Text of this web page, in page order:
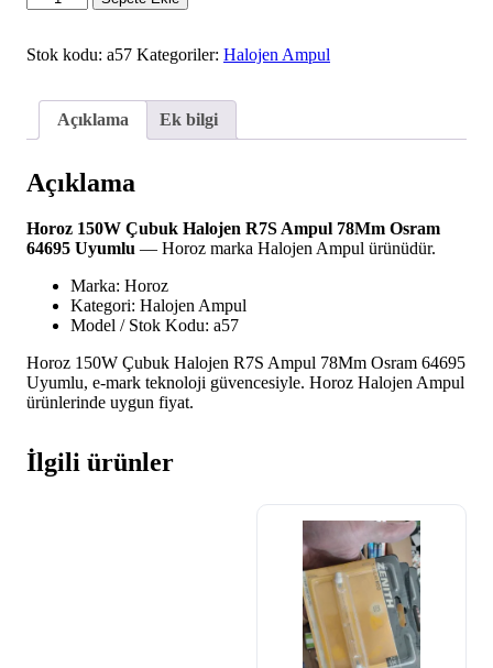
150W
Halojen
78Mm
Osram
Uyumlu
adet
Stok kodu: a57 Kategoriler: Halojen Ampul
Açıklama Ek bilgi
Açıklama
Horoz 150W Çubuk Halojen R7S Ampul 78Mm Osram
64695 Uyumlu — Horoz marka Halojen Ampul ürünüdür.
Marka: Horoz
Kategori: Halojen Ampul
Model / Stok Kodu: a57
Horoz 150W Çubuk Halojen R7S Ampul 78Mm Osram 64695
Uyumlu, e-mark teknoloji güvencesiyle. Horoz Halojen Ampul
ürünlerinde uygun fiyat.
İlgili ürünler